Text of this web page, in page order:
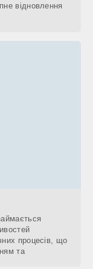
відновлення
процесів, що
та